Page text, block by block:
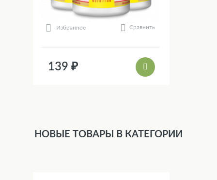
Избранное Сравнить
139 ₽
НОВЫЕ ТОВАРЫ В КАТЕГОРИИ